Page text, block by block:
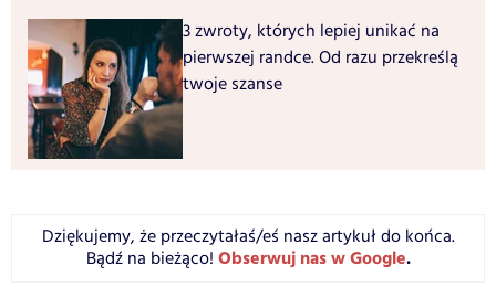
3 zwroty, których lepiej unikać na
pierwszej randce. Od razu przekreślą
twoje szanse
Dziękujemy, że przeczytałaś/eś nasz artykuł do końca.
Bądź na bieżąco! Obserwuj nas w Google.